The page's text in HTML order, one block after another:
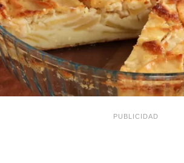
PUBLICIDAD